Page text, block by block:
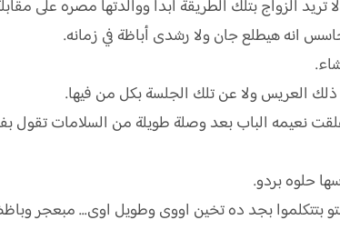
الزواج بتلك الطريقة ابدا ووالدتها مصره على
حاسس انه هيطلع جان ولا رشدى أباظة في زمانه.
العريس ولا عن تلك الجلسة بكل من فيها.
أغلقت نعيمه الباب بعد وصلة طويلة من السلامات
حلوه بردو.
بتتكلموا بجد ده تخين اووى وطويل اوى... مبعجر